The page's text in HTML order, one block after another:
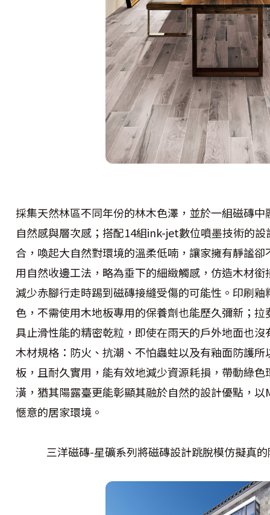
採集天然林區不同年份的林木色澤，並於一組磁磚
自然感與層次感；搭配14組ink-jet數位噴墨技術的
合，喚起大自然對環境的溫柔低喃，讓家擁有靜謐
用自然收邊工法，略為垂下的細緻觸感，仿造木材
減少赤腳行走時踢到磁磚接縫受傷的可能性。 印刷釉
色，不需使用木地板專用的保養劑也能歷久彌新；
具止滑性能的精密乾粒，即使在雨天的戶外地面也
木材規格：防火、抗潮、不怕蟲蛀以及有釉面防護
板，且耐久實用，能有效地減少資源耗損，帶動綠
潢，猶其陽露臺更能彰顯其融於自然的設計優點，
愜意的居家環境。
三洋磁磚-星礦系列將磁磚設計跳脫模仿擬真